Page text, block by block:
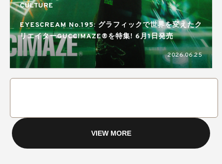
CULTURE
EYESCREAM No.195: グラフィックで世界を変えたク
リエイターGUCCIMAZE®を特集! 6月1日発売
2026.06.25
VIEW MORE